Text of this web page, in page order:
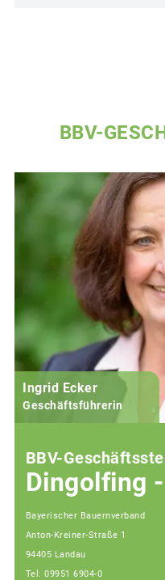
BBV-
Ingrid Ecker
Geschäftsführerin
BBV-
Dingolfing
Bayerischer Bauernverband
Anton-Kreiner-Straße 1
94405 Landau
Tel: 09951 6904-0